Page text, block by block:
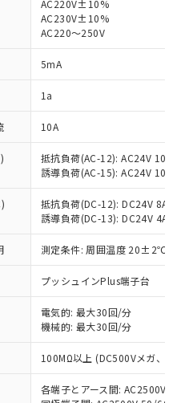
AC220V±10%
AC230V±10%
AC220～250V
5mA
1a
10A
抵抗負荷(AC-12): AC24V 10A/
誘導負荷(AC-15): AC24V
抵抗負荷(DC-12): DC24V 8A/
誘導負荷(DC-13): DC24V 4A/
測定条件: 周囲温度 20±2℃、
プッシュインPlus端子台
電気的: 最大30回/分
機械的: 最大30回/分
100MΩ以上 (DC500Vメガ、点
各端子とアース間: AC2500V
ただき、同意のうえ
社制御機器事業取扱
況および標準価格
ていただくもので
取扱商品の中には、
外となる商品もある
さい。
準価格照会結果は、
日時点での社内デー
れるものであり、閲
場合があることをご
指令（10物質）の
提供可能な商品で
（10物質）の非含
替える予定のある
指令（10物質）の
で、対応品を出す予
指令（10物質）の
査中または確認中の
料など無形物で、有
い商品です。
非含有部品として
判明した場合などや
あります。
1000ppm以下、 カド
以下、ポリ臭化ビフェニル
有率が中国RoHSの
を示します。
有率が中国RoHSの
とを示します。
社販売部門へお問
社製品のうち、外国
易法に定める商品
等」という）を輸出
供する場合は、日本
(または役務取引許
どの必要な手続きを